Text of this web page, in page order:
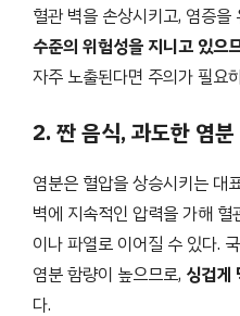
혈관 벽을 손상시키고, 염증을
수준의 위험성을 지니고 있으
자주 노출된다면 주의가 필요
2. 짠 음식, 과도한 염분
염분은 혈압을 상승시키는 대
벽에 지속적인 압력을 가해
이나 파열로 이어질 수 있다.
염분 함량이 높으므로, 싱겁게
다.